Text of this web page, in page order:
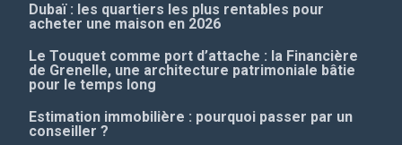
Dubaï : les quartiers les plus rentables pour
acheter une maison en 2026
Le Touquet comme port d’attache : la Financière
de Grenelle, une architecture patrimoniale bâtie
pour le temps long
Estimation immobilière : pourquoi passer par un
conseiller ?